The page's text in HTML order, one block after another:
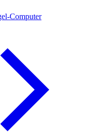
Computer